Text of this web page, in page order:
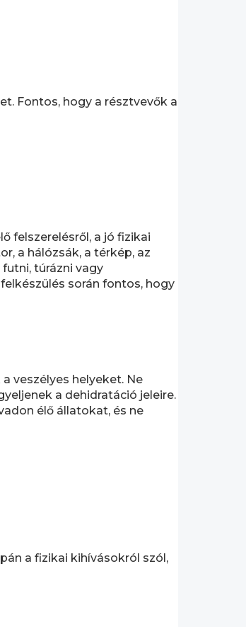
Fontos, hogy a résztvevők a
felszerelésről, a jó fizikai
a hálózsák, a térkép, az
túrázni vagy
során fontos, hogy
veszélyes helyeket. Ne
a dehidratáció jeleire.
élő állatokat, és ne
a fizikai kihívásokról szól,